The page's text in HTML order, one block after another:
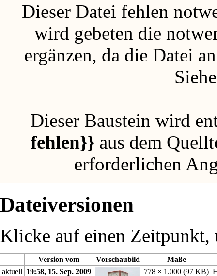
Dieser Datei fehlen
wird gebeten die
ergänzen, da die Datei
Dieser Baustein wird
fehlen}}aus dem
erforderlichen
Dateiversionen
Klicke auf einen Zeitpunkt,
Version vom Vorschaubild
Maße
aktuell 19:58, 15. Sep. 2009 778 × 1.000(97 KB)